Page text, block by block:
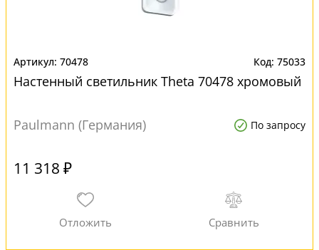
70478 75033
Настенный светильник Theta 70478 хромовый
Paulmann (Германия) По запросу
11 318 ₽